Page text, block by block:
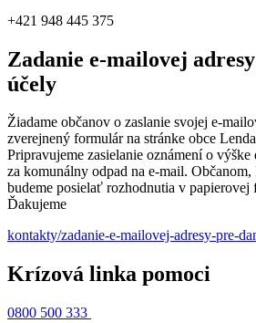
+421 948 445 375
Zadanie e-mailovej
účely
Žiadame občanov o zaslanie svojej e-
zverejnený formulár na stránke obce
Pripravujeme zasielanie oznámení o výške
za komunálny odpad na e-mail.
budeme posielať rozhodnutia v papierovej
Ďakujeme
kontakty/zadanie-e-mailovej-adresy-pre-
Krízová linka pomoci
0800 500 333